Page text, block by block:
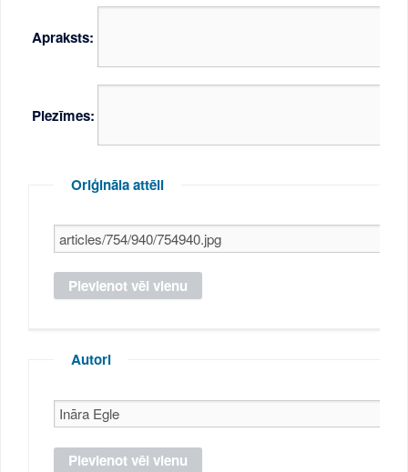
Apraksts:
Piezīmes:
Oriģināla attēli
Autori